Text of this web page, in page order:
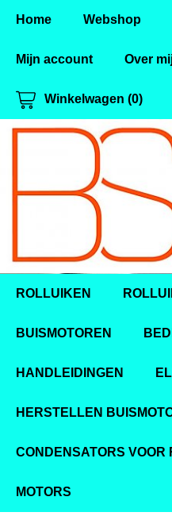
Home Webshop
Mijn account Over
Winkelwagen (0)
ROLLUIKEN
BUISMOTOREN
HANDLEIDINGEN
HERSTELLEN
CONDENSATORS VOOR
MOTORS